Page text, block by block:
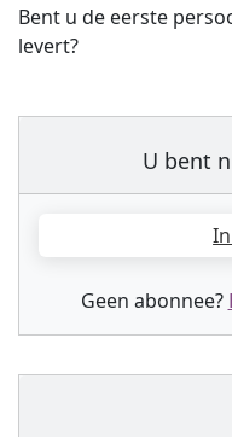
Bent u de eerste
levert?
U bent
Geen abonnee?